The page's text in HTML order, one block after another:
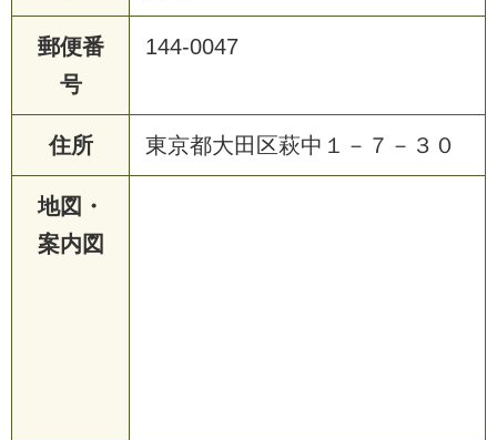
郵便番
号
144-0047
住所 東京都大田区萩中１－７－３０
地図・
案内図